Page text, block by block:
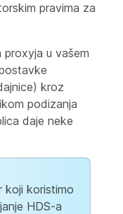
pravima za
u vašem
kroz
podizanja
daje neke
koji koristimo
HDS-a